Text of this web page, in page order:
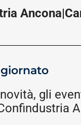
gli